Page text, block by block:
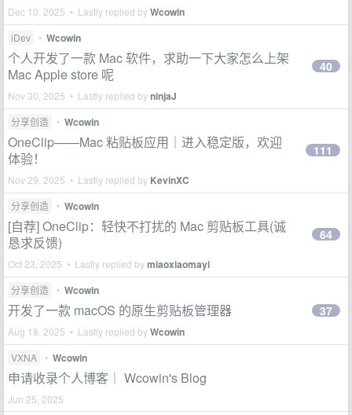
Dec 10, 2025 • Lastly replied byWcowin
iDev • Wcowin
个人开发了一款 Mac 软件，求助一下大家怎么上架
Mac Apple store 呢
Nov 30, 2025 • Lastly replied byninjaJ
40
分享创造 • Wcowin
OneClip——Mac 粘贴板应用｜进入稳定版，欢迎
体验！
Nov 29, 2025 • Lastly replied by KevinXC
111
分享创造 • Wcowin
[自荐] OneClip：轻快不打扰的 Mac 剪贴板工具(诚
恳求反馈)
Oct 23, 2025 • Lastly replied bymiaoxiaomayi
64
分享创造 • Wcowin
开发了一款 macOS 的原生剪贴板管理器
Aug 18, 2025 • Lastly replied byWcowin
37
VXNA • Wcowin
申请收录个人博客｜ Wcowin's Blog
Jun 25, 2025